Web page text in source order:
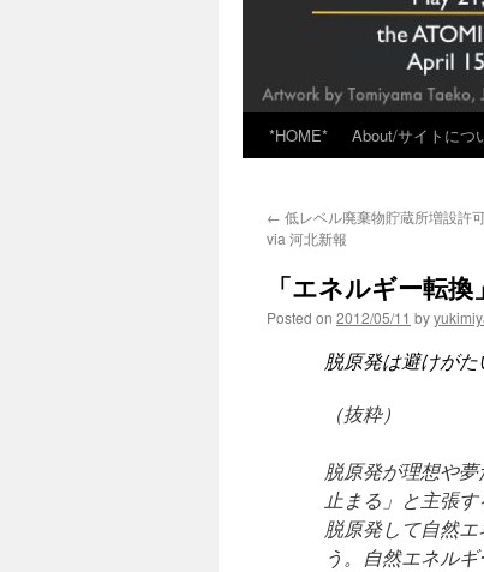
*HOME* About/サイトにつ
← 低レベル廃棄物貯蔵所増設許
via 河北新報
「エネルギー転
Posted on 2012/05/11 by
脱原発は避けがた
（抜粋）
脱原発が理想や
止まる」と主張
脱原発して自然
う。自然エネル